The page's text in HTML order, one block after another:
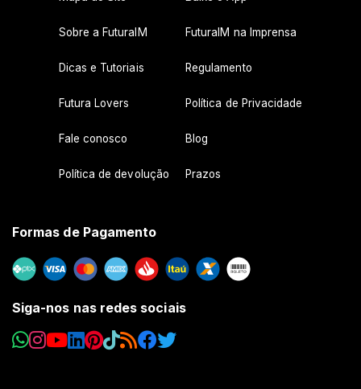
Sobre a FuturaIM FuturaIM na Imprensa
Dicas e Tutoriais Regulamento
Futura Lovers Política de Privacidade
Fale conosco Blog
Política de devolução Prazos
Formas de Pagamento
Siga-nos nas redes sociais